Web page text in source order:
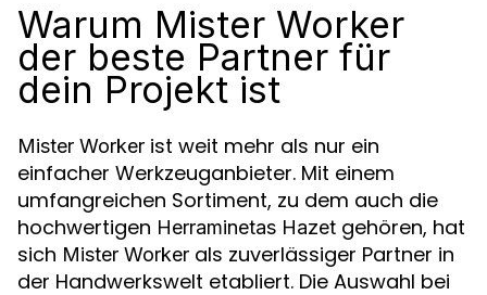
Warum Mister Worker
der beste Partner für
dein Projekt ist
Mister Worker ist weit mehr als nur ein
einfacher Werkzeuganbieter. Mit einem
umfangreichen Sortiment, zu dem auch die
hochwertigen Herraminetas Hazet gehören, hat
sich Mister Worker als zuverlässiger Partner in
der Handwerkswelt etabliert. Die Auswahl bei